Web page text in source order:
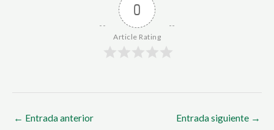
0
Article Rating
← Entrada anterior Entrada siguiente →